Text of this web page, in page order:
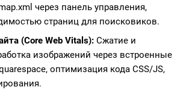
через панель управления,
страниц для поисковиков.
(Core Web Vitals): Сжатие и
изображений через встроенные
оптимизация кода CSS/JS,